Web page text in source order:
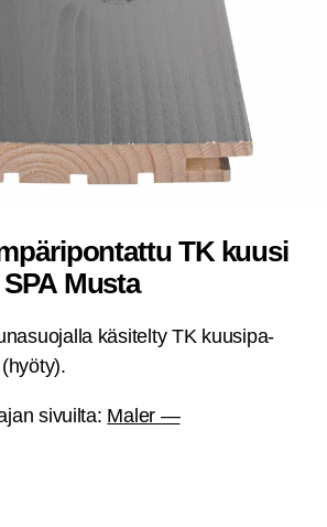
TK kuusi
Musta
käsi­tel­ty TK kuusi­pa­
sivuil­ta: Maler —